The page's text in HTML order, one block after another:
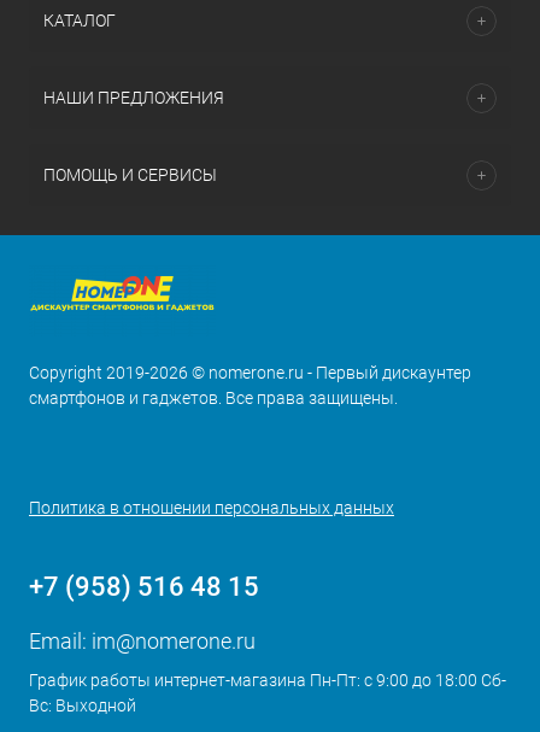
КАТАЛОГ
НАШИ ПРЕДЛОЖЕНИЯ
ПОМОЩЬ И СЕРВИСЫ
Copyright 2019-2026 © nomerone.ru - Первый дискаунтер
смартфонов и гаджетов. Все права защищены.
Политика в отношении персональных данных
+7 (958) 516 48 15
Email: im@nomerone.ru
График работы интернет-магазина Пн-Пт: с 9:00 до 18:00 Сб-
Вс: Выходной